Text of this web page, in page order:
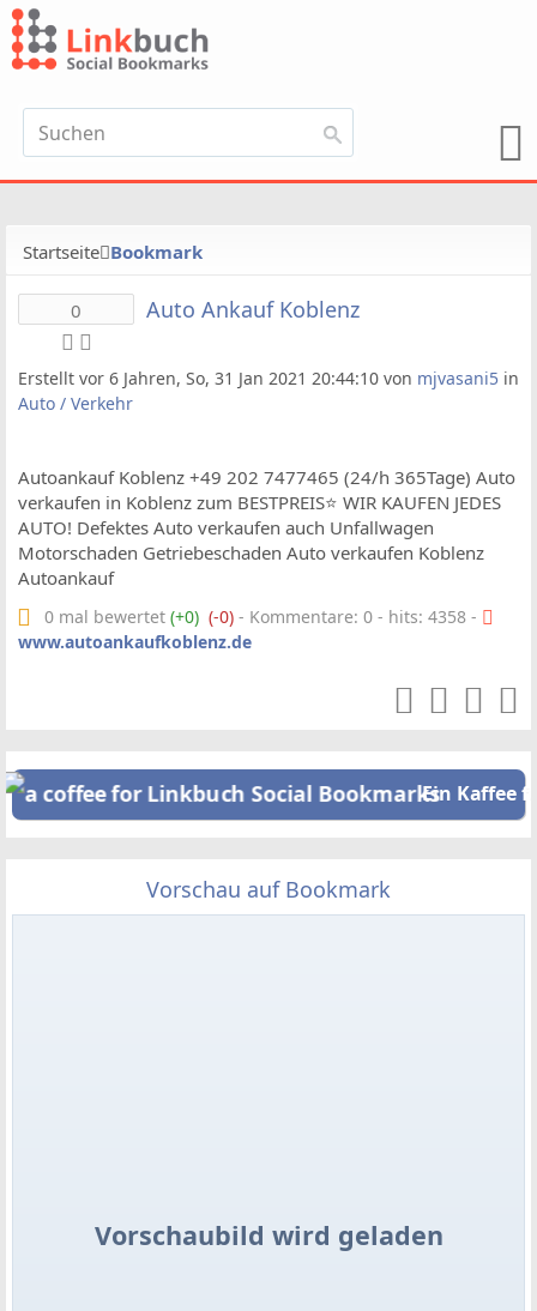
Startseite Bookmark
0 Auto Ankauf Koblenz
Erstellt vor 6 Jahren, So, 31 Jan 2021 20:44:10 von mjvasani5 in
Auto / Verkehr
Autoankauf Koblenz +49 202 7477465 (24/h 365Tage) Auto
verkaufen in Koblenz zum BESTPREIS⭐ WIR KAUFEN JEDES
AUTO! Defektes Auto verkaufen auch Unfallwagen
Motorschaden Getriebeschaden Auto verkaufen Koblenz
Autoankauf
0 mal bewertet (+0) (-0) - Kommentare: 0 - hits: 4358 -
www.autoankaufkoblenz.de
Ein Kaffee
Vorschau auf Bookmark
Vorschaubild wird geladen